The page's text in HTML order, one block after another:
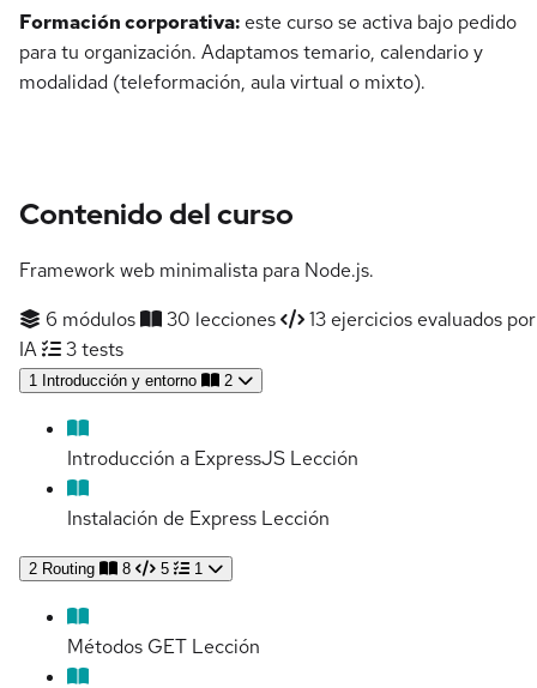
Formación corporativa: este curso se activa bajo pedido
para tu organización. Adaptamos temario, calendario y
modalidad (teleformación, aula virtual o mixto).
Contenido del curso
Framework web minimalista para Node.js.
6 módulos
30 lecciones
13 ejercicios evaluados por
IA
3 tests
1 Introducción y entorno 2
Introducción a ExpressJS Lección
Instalación de Express Lección
2 Routing 8 5 1
Métodos GET Lección